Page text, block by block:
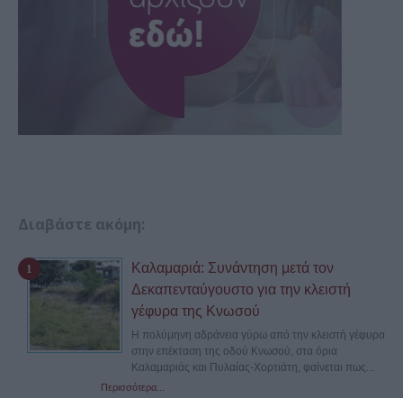
Διαβάστε ακόμη:
Καλαμαριά: Συνάντηση μετά τον
Δεκαπενταύγουστο για την κλειστή
γέφυρα της Κνωσού
Η πολύμηνη αδράνεια γύρω από την κλειστή γέφυρα
στην επέκταση της οδού Κνωσού, στα όρια
Καλαμαριάς και Πυλαίας-Χορτιάτη, φαίνεται πως...
Περισσότερα...